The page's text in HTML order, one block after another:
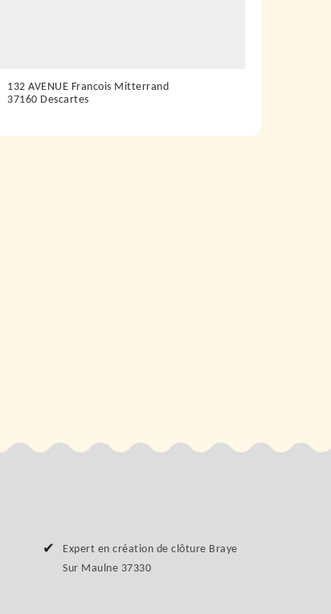
132 AVENUE Francois Mitterrand
37160 Descartes
Expert en création de clôture Braye
Sur Maulne 37330